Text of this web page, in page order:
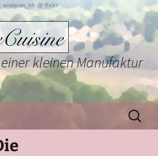
kleinen Manufaktur
Suchen
nach: